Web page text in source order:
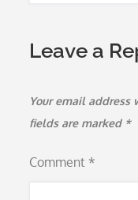
Leave a
Your email
fields are marked *
Comment *